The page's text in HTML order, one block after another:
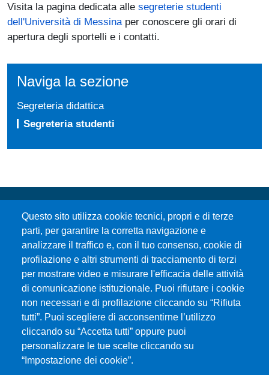
Visita la pagina dedicata alle segreterie studenti
dell'Università di Messinaper conoscere gli orari di
apertura degli sportelli e i contatti.
Naviga la sezione
Segreteria didattica
Segreteria studenti
Questo sito utilizza cookie tecnici, propri e di terze
parti, per garantire la corretta navigazione e
analizzare il traffico e, con il tuo consenso, cookie di
profilazione e altri strumenti di tracciamento di terzi
per mostrare video e misurare l'efficacia delle attività
di comunicazione istituzionale. Puoi rifiutare i cookie
non necessari e di profilazione cliccando su “Rifiuta
tutti”. Puoi scegliere di acconsentirne l’utilizzo
cliccando su “Accetta tutti” oppure puoi
personalizzare le tue scelte cliccando su
“Impostazione dei cookie”.
Università degli Studi di Messina
Piazza Pugliatti, 1 - 98122 Messina
Cod. Fiscale 80004070837
P.IVA 00724160833
Centralino: 090 676 1
MENÙ SOCIAL